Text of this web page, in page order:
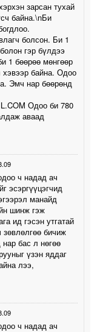
зарсан тухай
байна.\nБи
болсон. Би 1
гэр бүлдээ
1 бөөрөө мөнгөөр
хэвээр байна. Одоо
Эмч нар бөөрөнд
Одоо би 780
аваад
ч надад ач
эсэргүүцэгчид
манайд
шинж гэж
ид гэсэн утгатай
бичиж
бас л нөгөө
үзэн яддаг
лээ,
ч надад ач